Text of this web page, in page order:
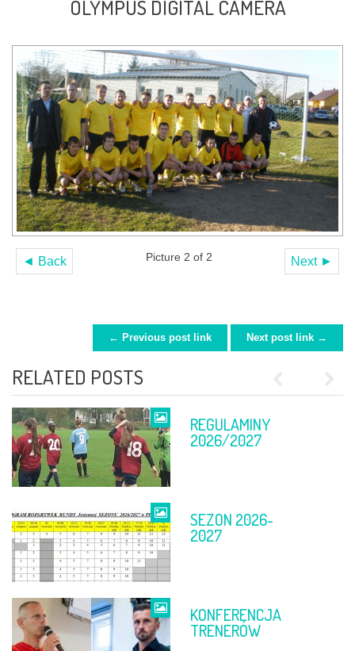
OLYMPUS DIGITAL CAMERA
◄ Back Next ►
Picture 2 of 2
POST NAVIGATION← Previous post link Next post link →
RELATED POSTS
REGULAMINY
2026/2027
SEZON 2026-
2027
KONFERENCJA
TRENERÓW
FINAŁ PP
TABELE PO 11-
12 KWIETNIA
FINAŁ PP
DĘBICA –